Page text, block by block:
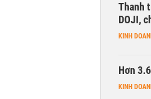
Thanh
DOJI,
KINH
Hơn
KINH